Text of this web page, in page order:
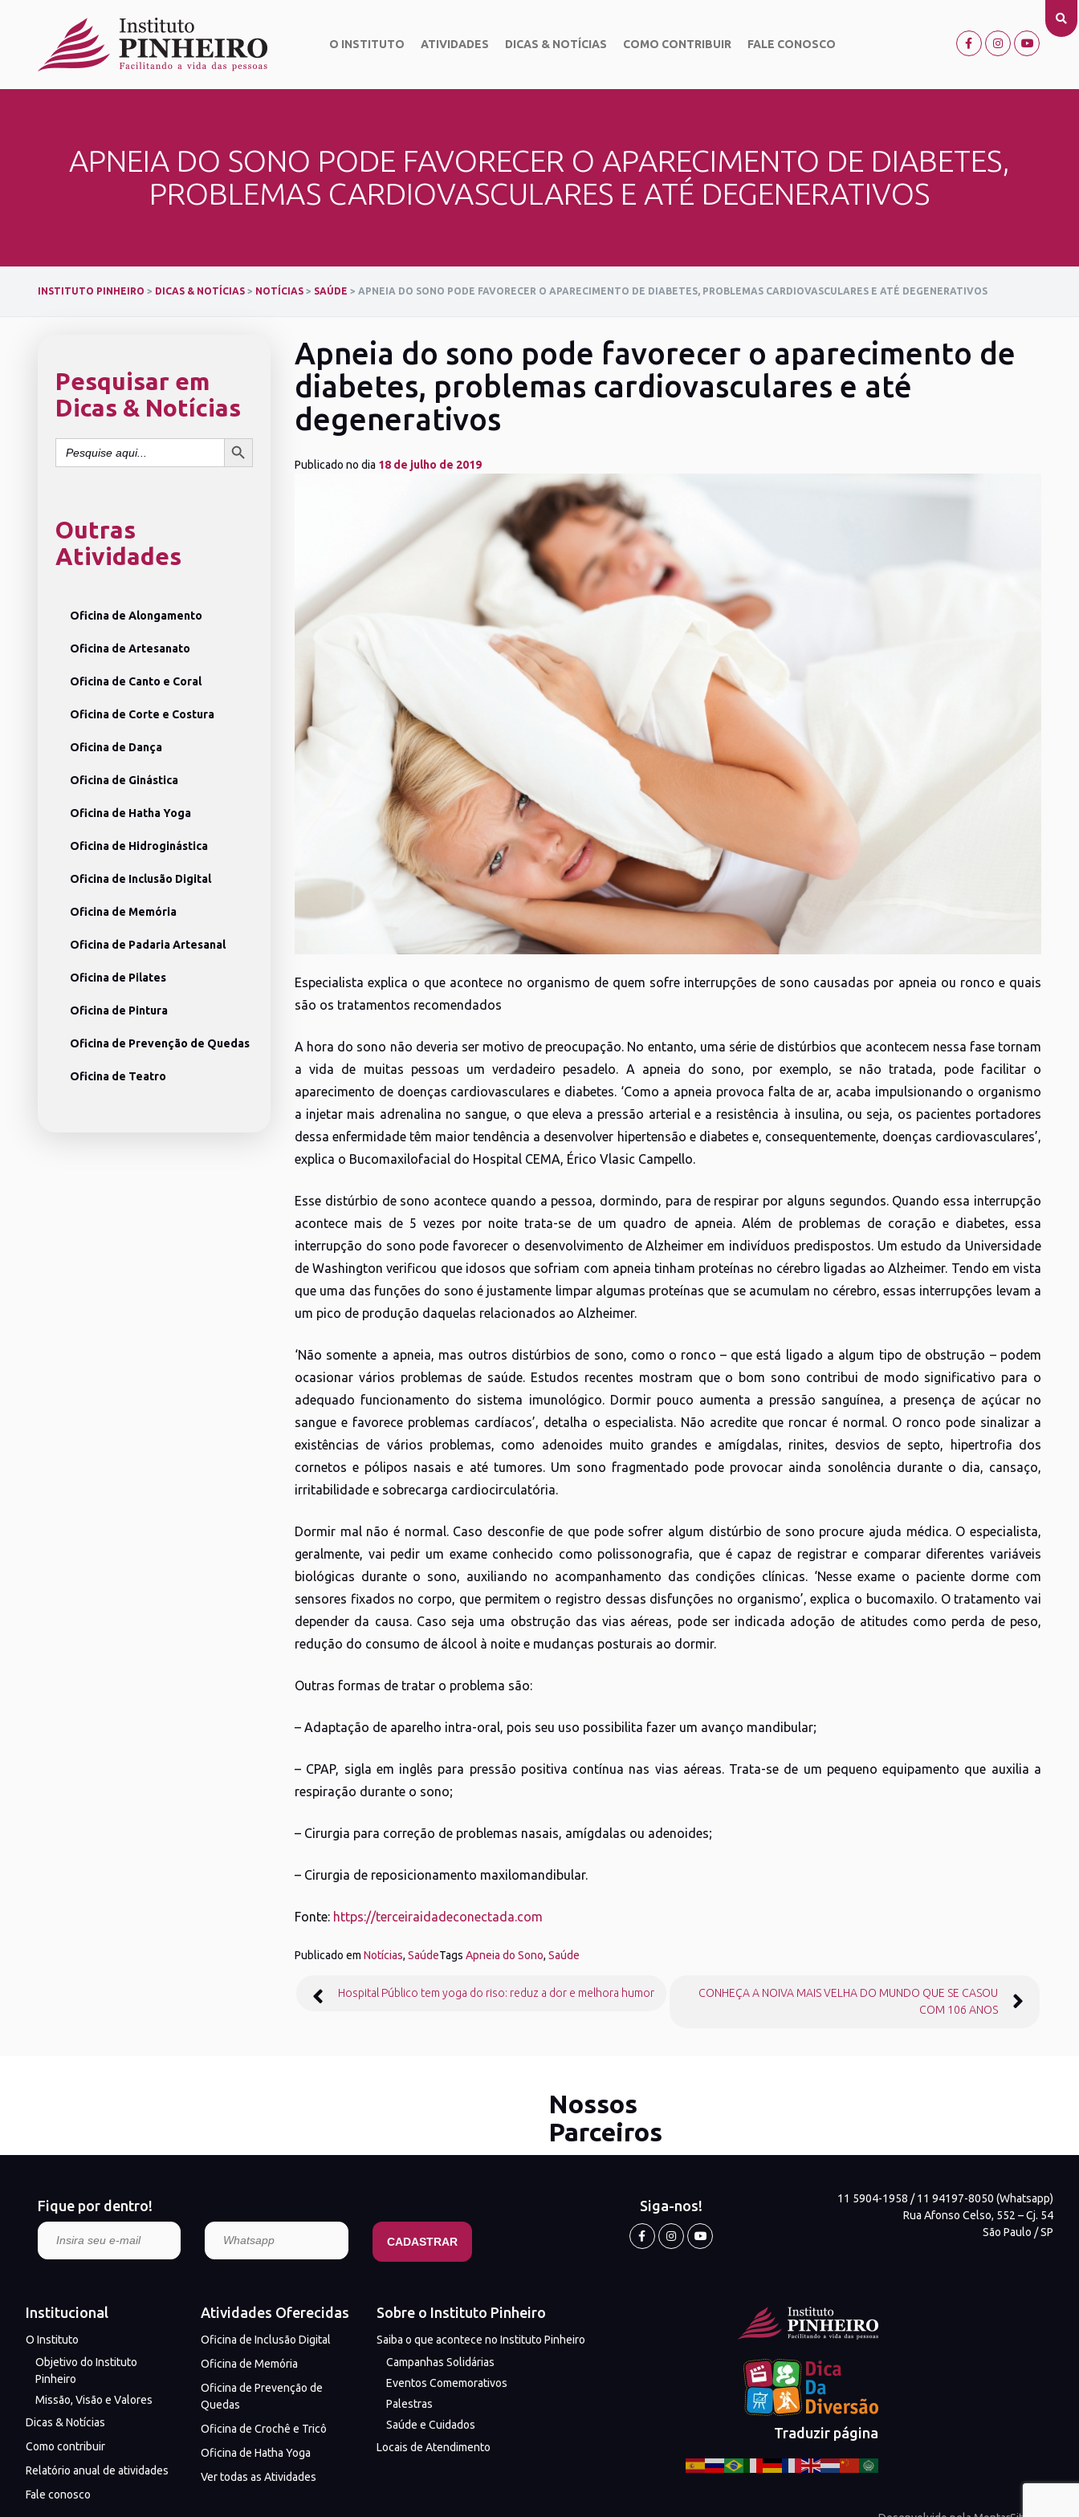
O INSTITUTO ATIVIDADES DICAS & NOTÍCIAS COMO CONTRIBUIR FALE CONOSCO
APNEIA DO SONO PODE FAVORECER O APARECIMENTO DE DIABETES,
PROBLEMAS CARDIOVASCULARES E ATÉ DEGENERATIVOS
INSTITUTO PINHEIRO > DICAS & NOTÍCIAS > NOTÍCIAS > SAÚDE > APNEIA DO SONO PODE FAVORECER O APARECIMENTO DE DIABETES, PROBLEMAS CARDIOVASCULARES E ATÉ DEGENERATIVOS
Pesquisar em
Dicas & Notícias
Search
for:
SEARCH BUTTON
Outras
Atividades
Oficina de Alongamento
Oficina de Artesanato
Oficina de Canto e Coral
Oficina de Corte e Costura
Oficina de Dança
Oficina de Ginástica
Oficina de Hatha Yoga
Oficina de Hidroginástica
Oficina de Inclusão Digital
Oficina de Memória
Oficina de Padaria Artesanal
Oficina de Pilates
Oficina de Pintura
Oficina de Prevenção de Quedas
Oficina de Teatro
Apneia do sono pode favorecer o aparecimento de
diabetes, problemas cardiovasculares e até
degenerativos
Publicado no dia 18 de julho de 2019
Especialista explica o que acontece no organismo de quem sofre interrupções de sono causadas por apneia ou ronco e quais
são os tratamentos recomendados
A hora do sono não deveria ser motivo de preocupação. No entanto, uma série de distúrbios que acontecem nessa fase tornam
a vida de muitas pessoas um verdadeiro pesadelo. A apneia do sono, por exemplo, se não tratada, pode facilitar o
aparecimento de doenças cardiovasculares e diabetes. ‘Como a apneia provoca falta de ar, acaba impulsionando o organismo
a injetar mais adrenalina no sangue, o que eleva a pressão arterial e a resistência à insulina, ou seja, os pacientes portadores
dessa enfermidade têm maior tendência a desenvolver hipertensão e diabetes e, consequentemente, doenças cardiovasculares’,
explica o Bucomaxilofacial do Hospital CEMA, Érico Vlasic Campello.
Esse distúrbio de sono acontece quando a pessoa, dormindo, para de respirar por alguns segundos. Quando essa interrupção
acontece mais de 5 vezes por noite trata-se de um quadro de apneia. Além de problemas de coração e diabetes, essa
interrupção do sono pode favorecer o desenvolvimento de Alzheimer em indivíduos predispostos. Um estudo da Universidade
de Washington verificou que idosos que sofriam com apneia tinham proteínas no cérebro ligadas ao Alzheimer. Tendo em vista
que uma das funções do sono é justamente limpar algumas proteínas que se acumulam no cérebro, essas interrupções levam a
um pico de produção daquelas relacionados ao Alzheimer.
‘Não somente a apneia, mas outros distúrbios de sono, como o ronco – que está ligado a algum tipo de obstrução – podem
ocasionar vários problemas de saúde. Estudos recentes mostram que o bom sono contribui de modo significativo para o
adequado funcionamento do sistema imunológico. Dormir pouco aumenta a pressão sanguínea, a presença de açúcar no
sangue e favorece problemas cardíacos’, detalha o especialista. Não acredite que roncar é normal. O ronco pode sinalizar a
existências de vários problemas, como adenoides muito grandes e amígdalas, rinites, desvios de septo, hipertrofia dos
cornetos e pólipos nasais e até tumores. Um sono fragmentado pode provocar ainda sonolência durante o dia, cansaço,
irritabilidade e sobrecarga cardiocirculatória.
Dormir mal não é normal. Caso desconfie de que pode sofrer algum distúrbio de sono procure ajuda médica. O especialista,
geralmente, vai pedir um exame conhecido como polissonografia, que é capaz de registrar e comparar diferentes variáveis
biológicas durante o sono, auxiliando no acompanhamento das condições clínicas. ‘Nesse exame o paciente dorme com
sensores fixados no corpo, que permitem o registro dessas disfunções no organismo’, explica o bucomaxilo. O tratamento vai
depender da causa. Caso seja uma obstrução das vias aéreas, pode ser indicada adoção de atitudes como perda de peso,
redução do consumo de álcool à noite e mudanças posturais ao dormir.
Outras formas de tratar o problema são:
– Adaptação de aparelho intra-oral, pois seu uso possibilita fazer um avanço mandibular;
– CPAP, sigla em inglês para pressão positiva contínua nas vias aéreas. Trata-se de um pequeno equipamento que auxilia a
respiração durante o sono;
– Cirurgia para correção de problemas nasais, amígdalas ou adenoides;
– Cirurgia de reposicionamento maxilomandibular.
Fonte: https://terceiraidadeconectada.com
Publicado em Notícias, SaúdeTags Apneia do Sono, Saúde
de
Hospital Público tem yoga do riso: reduz a dor e melhora humor
CONHEÇA A NOIVA MAIS VELHA DO MUNDO QUE SE CASOU
COM 106 ANOS
Nossos
Parceiros
Fique por dentro! Siga-nos!
11 5904-1958 / 11 94197-8050 (Whatsapp)
Rua Afonso Celso, 552 – Cj. 54
São Paulo / SP
Institucional
O Instituto
Objetivo do Instituto
Pinheiro
Missão, Visão e Valores
Dicas & Notícias
Como contribuir
Relatório anual de atividades
Fale conosco
Atividades Oferecidas
Oficina de Inclusão Digital
Oficina de Memória
Oficina de Prevenção de
Quedas
Oficina de Crochê e Tricô
Oficina de Hatha Yoga
Ver todas as Atividades
Sobre o Instituto Pinheiro
Saiba o que acontece no Instituto Pinheiro
Campanhas Solidárias
Eventos Comemorativos
Palestras
Saúde e Cuidados
Locais de Atendimento
Traduzir página